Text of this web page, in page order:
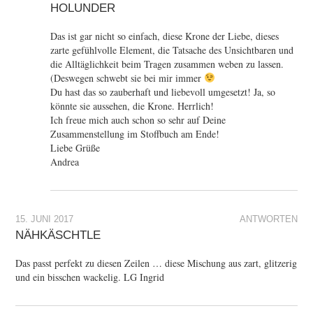
HOLUNDER
Das ist gar nicht so einfach, diese Krone der Liebe, dieses
zarte gefühlvolle Element, die Tatsache des Unsichtbaren und
die Alltäglichkeit beim Tragen zusammen weben zu lassen.
(Deswegen schwebt sie bei mir immer
Du hast das so zauberhaft und liebevoll umgesetzt! Ja, so
könnte sie aussehen, die Krone. Herrlich!
Ich freue mich auch schon so sehr auf Deine
Zusammenstellung im Stoffbuch am Ende!
Liebe Grüße
Andrea
ANTWORTEN
15. JUNI 2017
NÄHKÄSCHTLE
Das passt perfekt zu diesen Zeilen … diese Mischung aus zart, glitzerig
und ein bisschen wackelig. LG Ingrid